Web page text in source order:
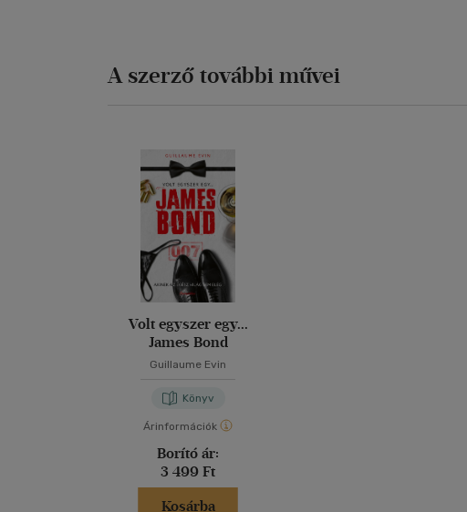
A szerző további művei
Volt egyszer egy...
James Bond
Guillaume Evin
Könyv
Árinformációk
Borító ár:
3 499 Ft
Kosárba